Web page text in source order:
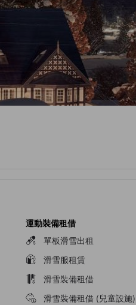
運動裝備租借
單板滑雪出租
滑雪服租賃
滑雪裝備租借
滑雪裝備租借 (兒童設施)